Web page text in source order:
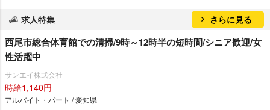
求人特集 さらに見る
西尾市総合体育館での清掃/9時～12時半の短時間/シニア歓迎/女
性活躍中
サンエイ株式会社
時給1,140円
アルバイト・パート / 愛知県